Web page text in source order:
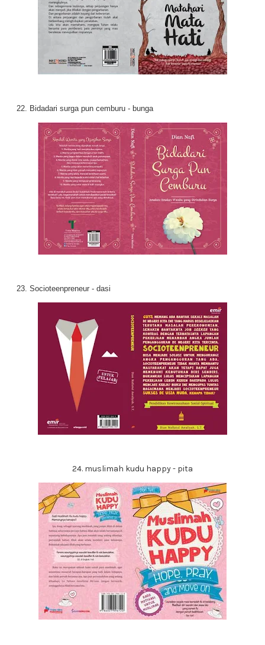
22. Bidadari surga pun cemburu - bunga
23. Socioteenpreneur - dasi
24. muslimah kudu happy - pita